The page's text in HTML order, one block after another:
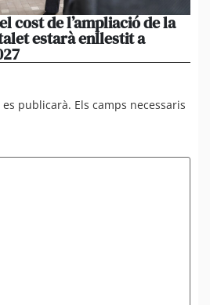
cost de l’ampliació de la
estarà enllestit a
publicarà. Els camps necessaris